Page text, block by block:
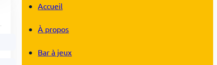
Accueil
À propos
Bar à jeux